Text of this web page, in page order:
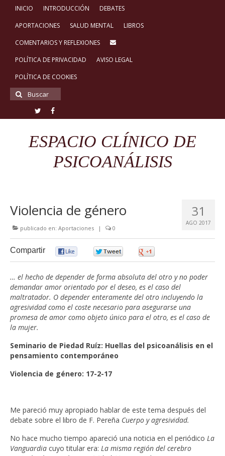
INICIO INTRODUCCIÓN
DEBATES
APORTACIONES
SALUD MENTAL
LIBROS
COMENTARIOS Y REFLEXIONES
POLÍTICA DE PRIVACIDAD
AVISO LEGAL
POLÍTICA DE COOKIES
Buscar
por:
ESPACIO CLÍNICO DE
PSICOANÁLISIS
31
AGO 2017
Violencia de género
publicado en: Aportaciones | 0
Compartir
… el hecho de depender de forma absoluta del otro y no poder
demandar amor orientado por el deseo, es el caso del
maltratador. O depender enteramente del otro incluyendo la
agresividad como el coste necesario para asegurarse una
promesa de amor como objeto único para el otro, es el caso de
la mujer.
Seminario de Piedad Ruíz: Huellas del psicoanálisis en el
pensamiento contemporáneo
Violencia de género: 17-2-17
Me pareció muy apropiado hablar de este tema después del
debate sobre el libro de F. Pereña Cuerpo y agresividad.
No hace mucho tiempo apareció una noticia en el periódico La
Vanguardia cuyo titular era: La misma región del cerebro